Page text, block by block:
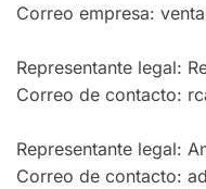
Correo empresa:
Representante legal:
Correo de contacto:
Representante legal:
Correo de contacto: